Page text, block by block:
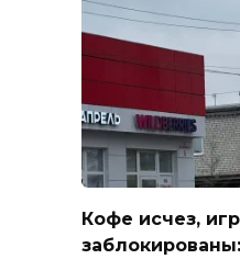
Кофе исчез,